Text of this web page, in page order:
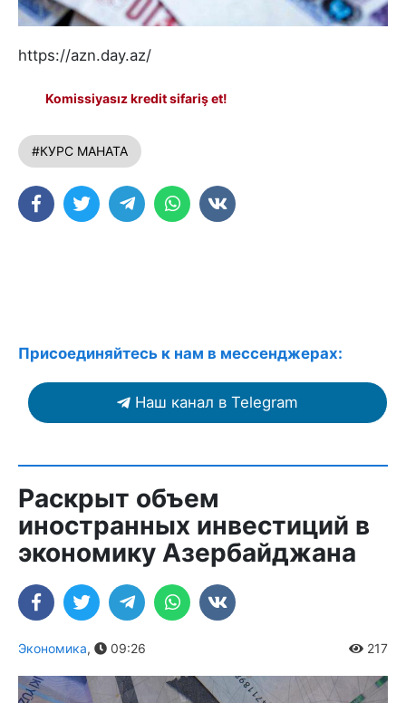
https://azn.day.az/
Komissiyasız kredit sifariş et!
#КУРС МАНАТА
Присоединяйтесь к нам в мессенджерах:
Наш канал в Telegram
Раскрыт объем
иностранных инвестиций в
экономику Азербайджана
Экономика, 09:26 217